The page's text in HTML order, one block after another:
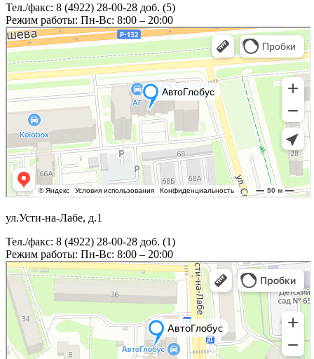
Тел./факс: 8 (4922) 28-00-28 доб. (5)
Режим работы: Пн-Вс: 8:00 – 20:00
ул.Усти-на-Лабе, д.1
Тел./факс: 8 (4922) 28-00-28 доб. (1)
Режим работы: Пн-Вс: 8:00 – 20:00